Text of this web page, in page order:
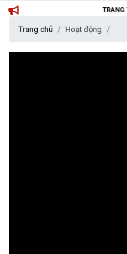
TRANG THÔNG TIN
Trang chủ Hoạt động